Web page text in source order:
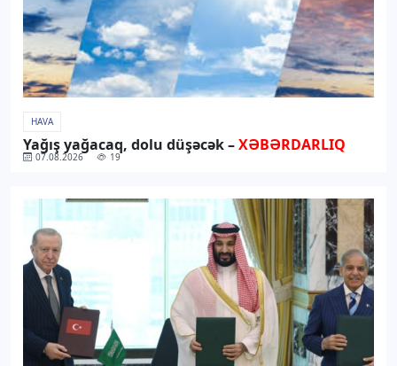
HAVA
Yağış yağacaq, dolu düşəcək –XƏBƏRDARLIQ
07.08.2026 19